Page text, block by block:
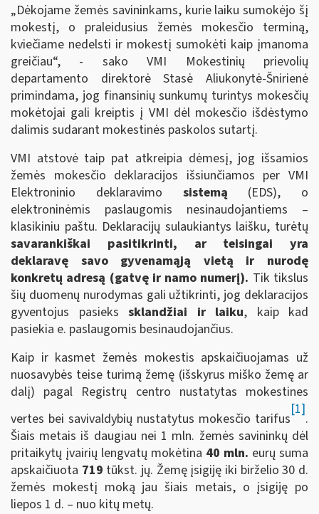
„Dėkojame žemės savininkams, kurie laiku sumokėjo šį
mokestį, o praleidusius žemės mokesčio terminą,
kviečiame nedelsti ir mokestį sumokėti kaip įmanoma
greičiau“, - sako VMI Mokestinių prievolių
departamento direktorė Stasė Aliukonytė-Šnirienė
primindama, jog finansinių sunkumų turintys mokesčių
mokėtojai gali kreiptis į VMI dėl mokesčio išdėstymo
dalimis sudarant mokestinės paskolos sutartį.
VMI atstovė taip pat atkreipia dėmesį, jog išsamios
žemės mokesčio deklaracijos išsiunčiamos per VMI
Elektroninio deklaravimo sistemą
(EDS), o
elektroninėmis paslaugomis nesinaudojantiems –
klasikiniu paštu. Deklaracijų sulaukiantys laišku, turėtų
savarankiškai pasitikrinti, ar
teisingai yra
deklaravę savo gyvenamąją vietą ir nurodę
konkretų adresą (gatvę ir namo numerį). Tik tikslus
šių duomenų nurodymas gali užtikrinti, jog deklaracijos
gyventojus pasieks sklandžiai ir laiku, kaip kad
pasiekia e. paslaugomis besinaudojančius.
Kaip ir kasmet žemės mokestis apskaičiuojamas už
nuosavybės teise turimą žemę (išskyrus miško žemę ar
dalį) pagal Registrų centro nustatytas mokestines
vertes bei savivaldybių nustatytus mokesčio tarifus
[1]
.
Šiais metais iš daugiau nei 1 mln. žemės savininkų dėl
pritaikytų įvairių lengvatų mokėtina 40 mln. eurų suma
apskaičiuota 719 tūkst. jų. Žemę įsigiję iki birželio 30 d.
žemės mokestį moką jau šiais metais, o įsigiję po
liepos 1 d. – nuo kitų metų.